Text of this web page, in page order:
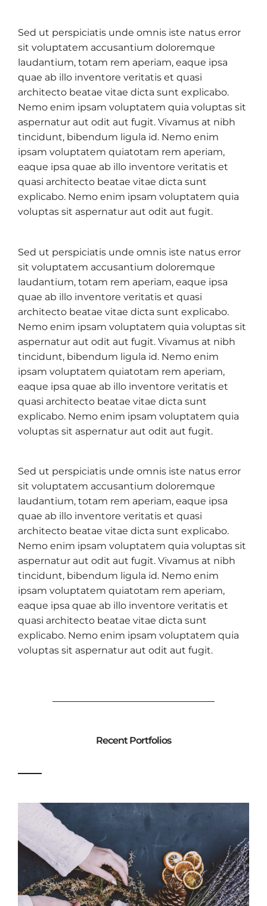
Sed ut perspiciatis unde omnis iste natus error
sit voluptatem accusantium doloremque
laudantium, totam rem aperiam, eaque ipsa
quae ab illo inventore veritatis et quasi
architecto beatae vitae dicta sunt explicabo.
Nemo enim ipsam voluptatem quia voluptas sit
aspernatur aut odit aut fugit. Vivamus at nibh
tincidunt, bibendum ligula id. Nemo enim
ipsam voluptatem quiatotam rem aperiam,
eaque ipsa quae ab illo inventore veritatis et
quasi architecto beatae vitae dicta sunt
explicabo. Nemo enim ipsam voluptatem quia
voluptas sit aspernatur aut odit aut fugit.
Sed ut perspiciatis unde omnis iste natus error
sit voluptatem accusantium doloremque
laudantium, totam rem aperiam, eaque ipsa
quae ab illo inventore veritatis et quasi
architecto beatae vitae dicta sunt explicabo.
Nemo enim ipsam voluptatem quia voluptas sit
aspernatur aut odit aut fugit. Vivamus at nibh
tincidunt, bibendum ligula id. Nemo enim
ipsam voluptatem quiatotam rem aperiam,
eaque ipsa quae ab illo inventore veritatis et
quasi architecto beatae vitae dicta sunt
explicabo. Nemo enim ipsam voluptatem quia
voluptas sit aspernatur aut odit aut fugit.
Sed ut perspiciatis unde omnis iste natus error
sit voluptatem accusantium doloremque
laudantium, totam rem aperiam, eaque ipsa
quae ab illo inventore veritatis et quasi
architecto beatae vitae dicta sunt explicabo.
Nemo enim ipsam voluptatem quia voluptas sit
aspernatur aut odit aut fugit. Vivamus at nibh
tincidunt, bibendum ligula id. Nemo enim
ipsam voluptatem quiatotam rem aperiam,
eaque ipsa quae ab illo inventore veritatis et
quasi architecto beatae vitae dicta sunt
explicabo. Nemo enim ipsam voluptatem quia
voluptas sit aspernatur aut odit aut fugit.
Recent Portfolios